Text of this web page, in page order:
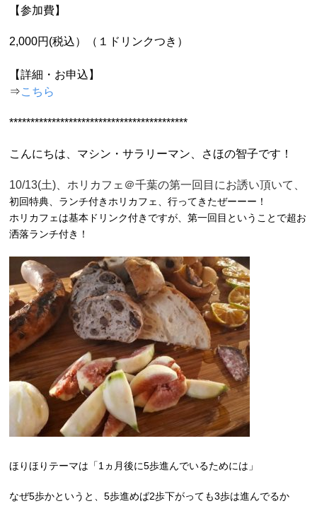
【参加費】
2,000円(税込）（１ドリンクつき）
【詳細・お申込】
⇒こちら
******************************************
こんにちは、マシン・サラリーマン、さほの智子です！
10/13(土)、ホリカフェ＠千葉の第一回目にお誘い頂いて、
初回特典、ランチ付きホリカフェ、行ってきたぜーーー！
ホリカフェは基本ドリンク付きですが、第一回目ということで超お
洒落ランチ付き！
ほりほりテーマは「1ヵ月後に5歩進んでいるためには」
なぜ5歩かというと、5歩進めば2歩下がっても3歩は進んでるか